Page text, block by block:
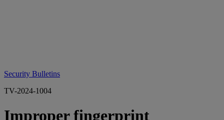
Security Bulletins
TV-2024-1004
Improper fingerprint